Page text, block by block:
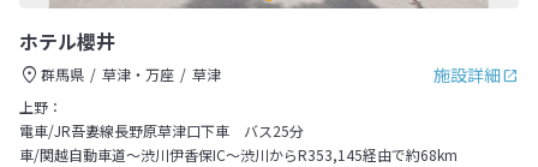
ホテル櫻井
施設詳細
群馬県 草津・万座
草津
上野：
電車/JR吾妻線長野原草津口下車 バス25分
車/関越自動車道～渋川伊香保IC～渋川からR353,145経由で約68km